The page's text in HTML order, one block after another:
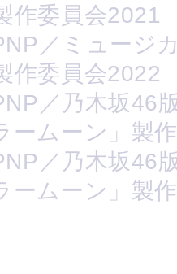
作委員会2021
／ミュージ
作委員会2022
／乃木坂46
ームーン」製
／乃木坂46
ームーン」製